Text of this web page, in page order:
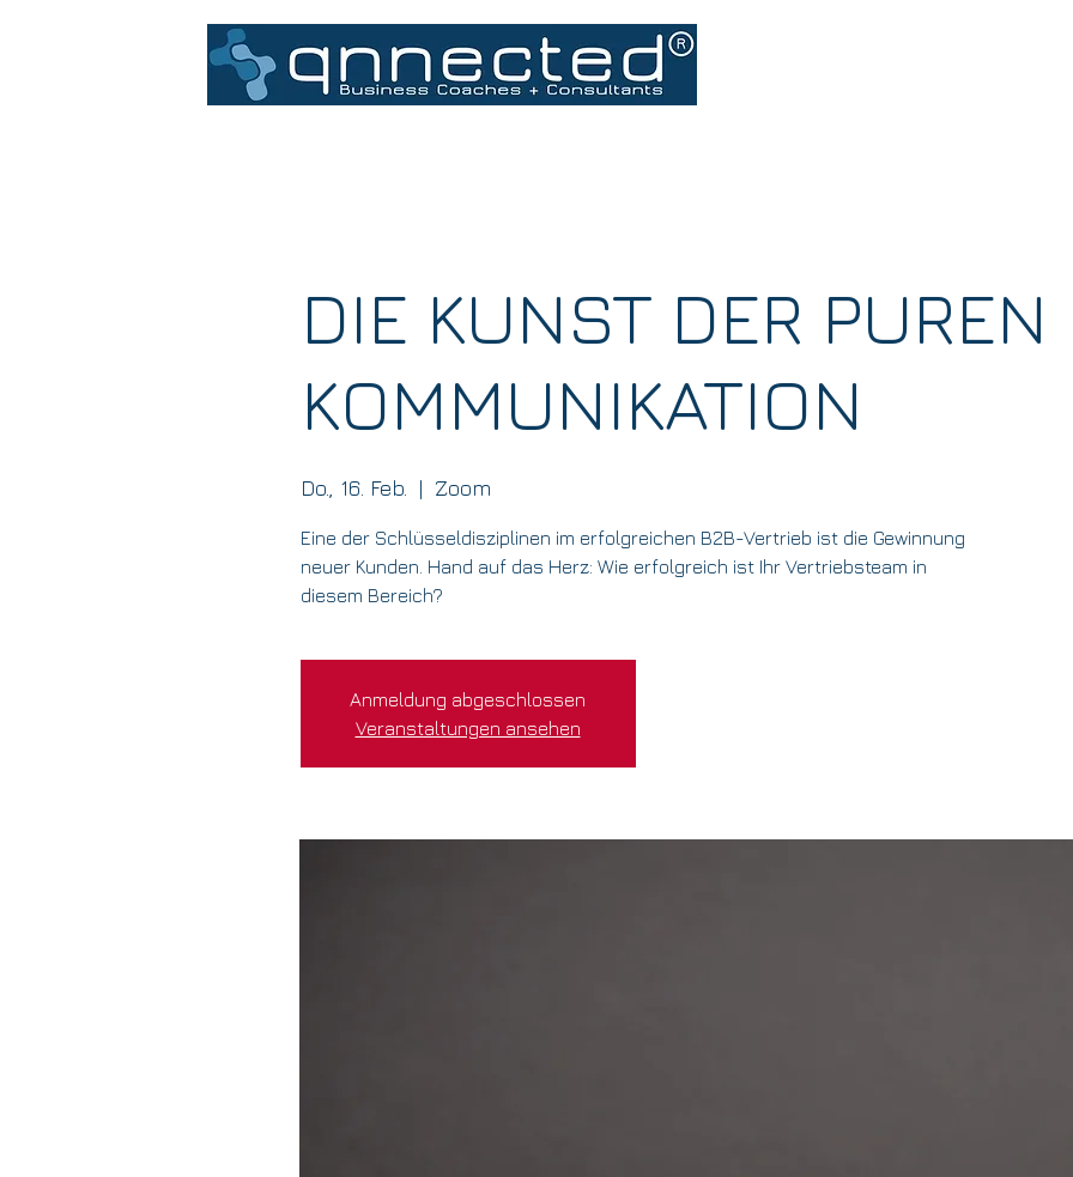
DIE KUNST DER PUREN
KOMMUNIKATION
Do., 16. Feb.
  |
Zoom
Eine der Schlüsseldisziplinen im erfolgreichen B2B-Vertrieb ist die Gewinnung
neuer Kunden. Hand auf das Herz: Wie erfolgreich ist Ihr Vertriebsteam in
diesem Bereich?
Anmeldung abgeschlossen
Veranstaltungen ansehen